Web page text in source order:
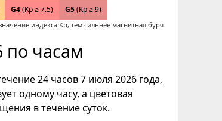
G4 (Kp ≥ 7.5) G5 (Kp ≥ 9)
индекса Kp, тем сильнее магнитная буря.
часам
24 часов 7 июля 2026 года,
одному часу, а цветовая
в течение суток.